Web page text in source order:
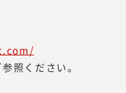
照ください。